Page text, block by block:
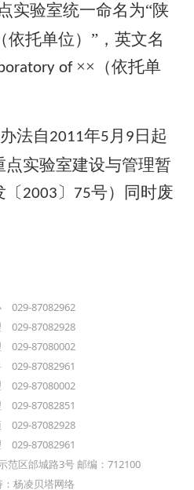
实验室统一命名为“陕
托单位）”，英文名
of ××（依托单
法自2011年5月 9 日起
实验室建设与管理暂
〔2003〕 75号）同时废
029-87082962
029-87082928
029-87080002
029-87082961
029-87080002
029-87082851
029-87082928
029-87082961
范区邰城路3号 邮编：712100
杨凌贝塔网络